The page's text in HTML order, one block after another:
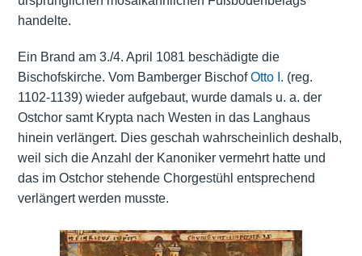
handelte.
Ein Brand am 3./4. April 1081 beschädigte die
Bischofskirche. Vom Bamberger BischofOtto I. (reg.
1102-1139) wieder aufgebaut, wurde damals u. a. der
Ostchor samt Krypta nach Westen in das Langhaus
hinein verlängert. Dies geschah wahrscheinlich deshalb,
weil sich die Anzahl der Kanoniker vermehrt hatte und
das im Ostchor stehende Chorgestühl entsprechend
verlängert werden musste.